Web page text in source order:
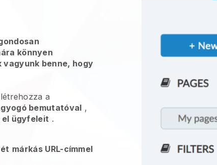
könnyen
benne, hogy
a
bemutatóval ,
ügyfeleit .
márkás URL-címmel